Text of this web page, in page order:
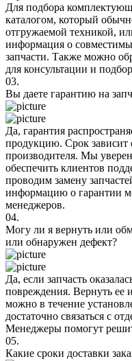
Для подбора
каталогом, который
отгружаемой техникой,
информация о
запчасти. Также можно
для консультации и
03.
Вы даете гарантию на
Да, гарантия
продукцию. Срок зависит
производителя. Мы
обеспечить клиентов
проводим замену
информацию о гарантии
менеджеров.
04.
Могу ли я вернуть или
или обнаружен дефект?
Да, если запчасть
повреждения. Вернуть ее
можно в течение
достаточно связаться с
Менеджеры помогут
05.
Какие сроки доставки